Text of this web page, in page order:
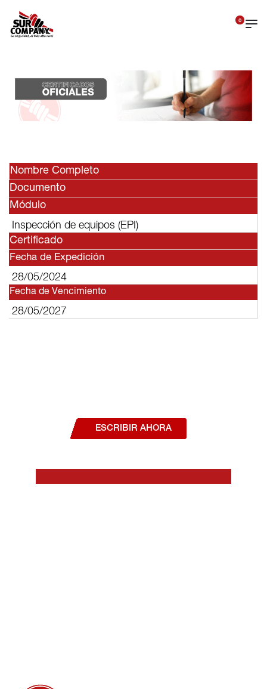
0
Nombre Completo
Documento
Módulo
Inspección de equipos (EPI)
Certificado
Fecha de Expedición
28/05/2024
Fecha de Vencimiento
28/05/2027
ESCRIBIR AHORA